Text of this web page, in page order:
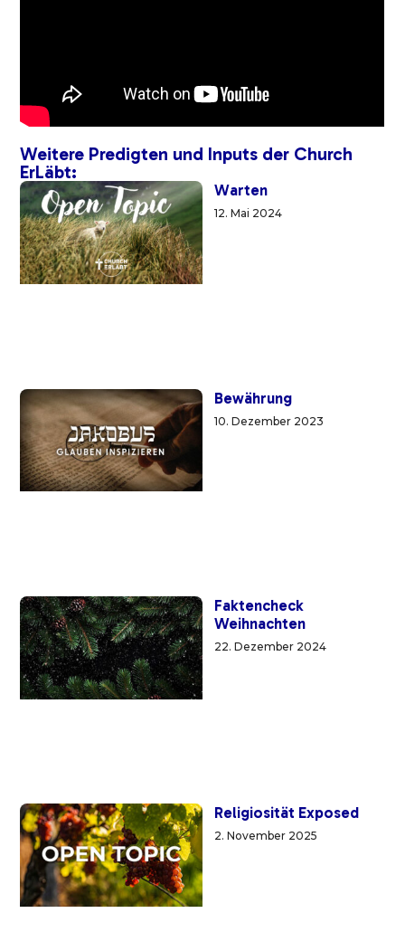
Weitere Predigten und Inputs der Church
ErLäbt:
Warten
12. Mai 2024
Bewährung
10. Dezember 2023
Faktencheck
Weihnachten
22. Dezember 2024
Religiosität Exposed
2. November 2025